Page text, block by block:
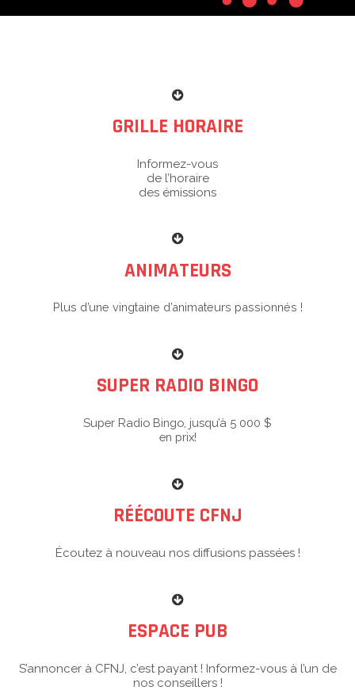
GRILLE HORAIRE
Informez-vous
de l’horaire
des émissions
ANIMATEURS
Plus d’une vingtaine d’animateurs passionnés !
SUPER RADIO BINGO
Super Radio Bingo, jusqu’à 5 000 $
en prix!
RÉÉCOUTE CFNJ
Écoutez à nouveau nos diffusions passées !
ESPACE PUB
S’annoncer à CFNJ, c’est payant ! Informez-vous à l’un de
nos conseillers !